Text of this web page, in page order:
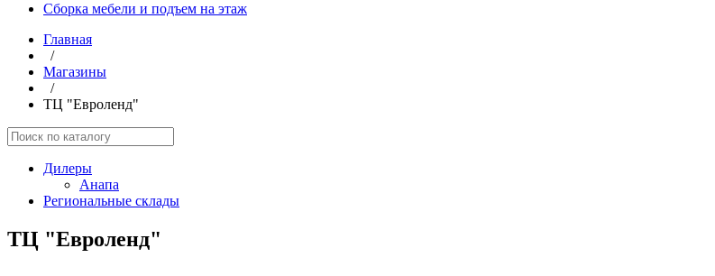
Сборка мебели и подъем на этаж
Главная
/
Магазины
/
ТЦ "Евроленд"
Дилеры
Анапа
Региональные склады
ТЦ "Евроленд"